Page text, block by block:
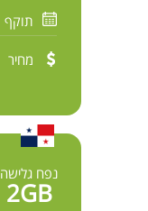
תוקף
מחיר
נפח גלישה
2GB